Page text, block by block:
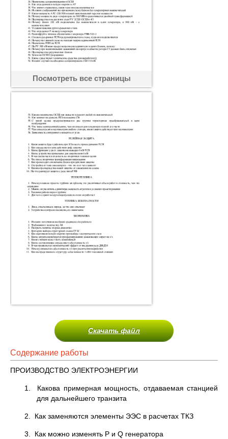
Посмотреть все страницы
Скачать файл
Содержание работы
ПРОИЗВОДСТВО ЭЛЕКТРОЭНЕРГИИ
1. Какова примерная мощность, отдаваемая станцией
для дальнейшего транзита
2. Как заменяются элементы ЭЭС в расчетах ТКЗ
3. Как можно изменять Р и Q генератора